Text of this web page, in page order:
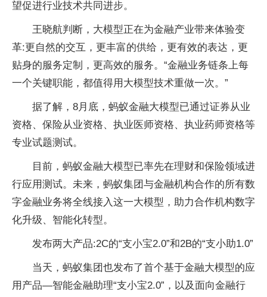
望促进行业技术共同进步。
王晓航判断，大模型正在为金融产业带来体验变
革:更自然的交互，更丰富的供给，更有效的表达，更
贴身的服务定制，更高效的服务。“金融业务链条上每
一个关键职能，都值得用大模型技术重做一次。”
据了解，8月底，蚂蚁金融大模型已通过证券从业
资格、保险从业资格、执业医师资格、执业药师资格等
专业试题测试。
目前，蚂蚁金融大模型已率先在理财和保险领域进
行应用测试。未来，蚂蚁集团与金融机构合作的所有数
字金融业务将全线接入这一大模型，助力合作机构数字
化升级、智能化转型。
发布两大产品:2C的“支小宝2.0”和2B的“支小助1.0”
当天，蚂蚁集团也发布了首个基于金融大模型的应
用产品—智能金融助理“支小宝2.0”，以及面向金融行